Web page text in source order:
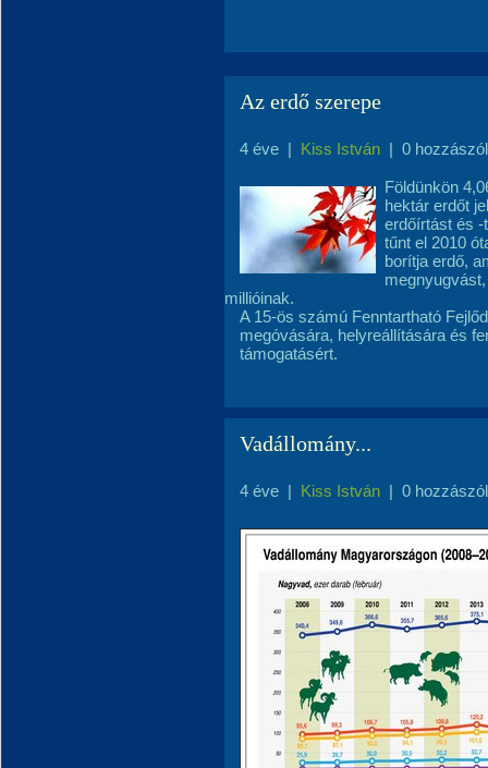
Az erdő szerepe
4 éve | Kiss István | 0
Földünkön
hektár erdőt
erdőírtást és -
tűnt el 2010
borítja erdő,
millióinak.
A 15-ös számú Fenntartható
megóvására, helyreállítására és
támogatásért.
Vadállomány...
4 éve | Kiss István | 0